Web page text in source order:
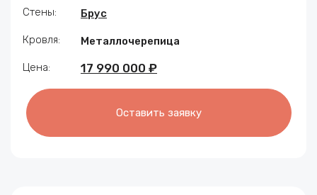
Стены: Брус
Кровля: Металлочерепица
Цена: 17 990 000 ₽
Оставить заявку